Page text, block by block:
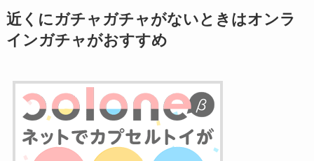
近くにガチャガチャがないときはオンラ
インガチャがおすすめ